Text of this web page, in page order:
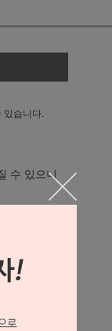
습니다.
수 있으니